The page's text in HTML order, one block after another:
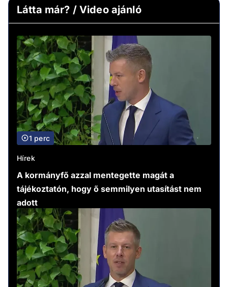
Látta már? / Video ajánló
1 perc
Hírek
A kormányfő azzal mentegette magát a
tájékoztatón, hogy ő semmilyen utasítást nem
adott